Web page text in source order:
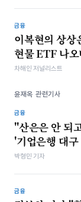
금융
이복현의 상상
현물 ETF 나
차해인 저널리스트
윤재옥 관련기사
금융
"산은은 안 되
'기업은행 대
박형민 기자
금융